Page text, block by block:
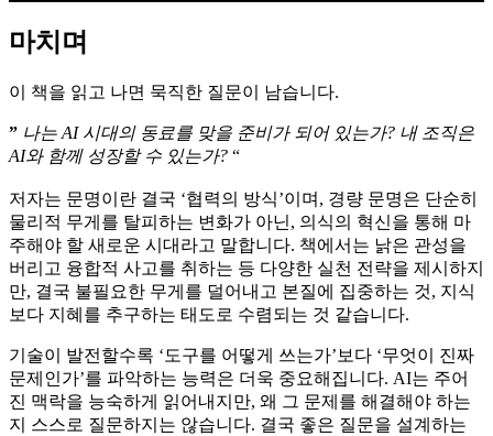
마치며
이 책을 읽고 나면 묵직한 질문이 남습니다.
” 나는 AI 시대의 동료를 맞을 준비가 되어 있는가? 내 조직은
AI와 함께 성장할 수 있는가? “
저자는 문명이란 결국 ‘협력의 방식’이며, 경량 문명은 단순히
물리적 무게를 탈피하는 변화가 아닌, 의식의 혁신을 통해 마
주해야 할 새로운 시대라고 말합니다. 책에서는 낡은 관성을
버리고 융합적 사고를 취하는 등 다양한 실천 전략을 제시하지
만, 결국 불필요한 무게를 덜어내고 본질에 집중하는 것, 지식
보다 지혜를 추구하는 태도로 수렴되는 것 같습니다.
기술이 발전할수록 ‘도구를 어떻게 쓰는가’보다 ‘무엇이 진짜
문제인가’를 파악하는 능력은 더욱 중요해집니다. AI는 주어
진 맥락을 능숙하게 읽어내지만, 왜 그 문제를 해결해야 하는
지 스스로 질문하지는 않습니다. 결국 좋은 질문을 설계하는